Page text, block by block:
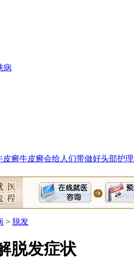
病
皮癣牛皮癣会给人们带做好头部护
> 脱发
脱发症状